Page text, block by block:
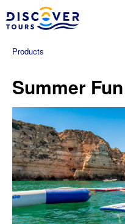
Products
Summer